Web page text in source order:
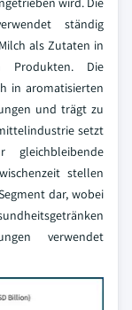
ständig
als Zutaten in
Produkten. Die
in aromatisierten
und trägt zu
setzt
stellen
dar, wobei
verwendet